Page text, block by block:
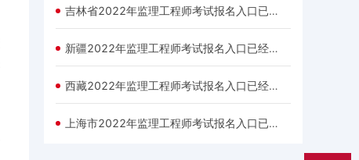
吉林省2022年监理工程师考试报名入口已经开通！
新疆2022年监理工程师考试报名入口已经开通！
西藏2022年监理工程师考试报名入口已经开通！
上海市2022年监理工程师考试报名入口已经开通！